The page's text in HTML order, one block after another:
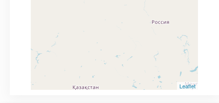
Leaflet